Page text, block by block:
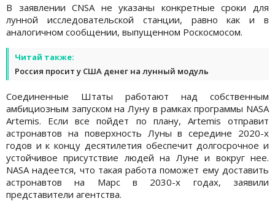
В заявлении CNSA не указаны конкретные сроки для
лунной исследовательской станции, равно как и в
аналогичном сообщении, выпущенном Роскосмосом.
Читай также:
Россия просит у США денег на лунный модуль
Соединенные Штаты работают над собственным
амбициозным запуском на Луну в рамках программы NASA
Artemis. Если все пойдет по плану, Artemis отправит
астронавтов на поверхность Луны в середине 2020-х
годов и к концу десятилетия обеспечит долгосрочное и
устойчивое присутствие людей на Луне и вокруг нее.
NASA надеется, что такая работа поможет ему доставить
астронавтов на Марс в 2030-х годах, заявили
представители агентства.